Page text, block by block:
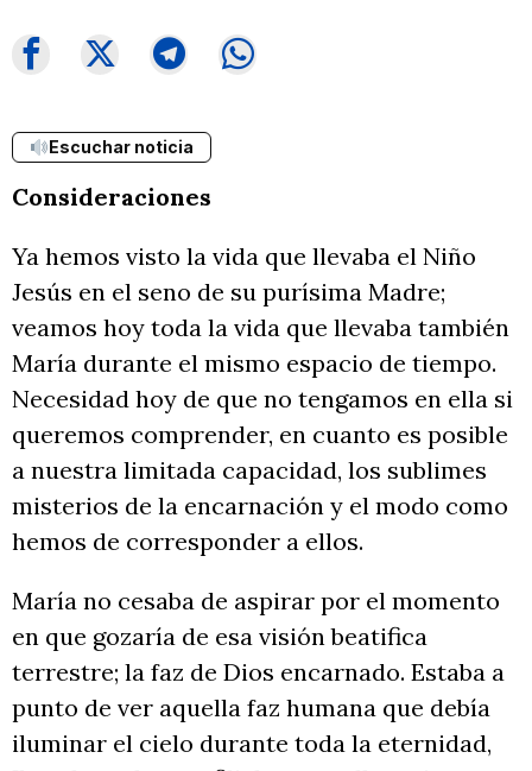
Escuchar noticia
Consideraciones
Ya hemos visto la vida que llevaba el Niño
Jesús en el seno de su purísima Madre;
veamos hoy toda la vida que llevaba también
María durante el mismo espacio de tiempo.
Necesidad hoy de que no tengamos en ella si
queremos comprender, en cuanto es posible
a nuestra limitada capacidad, los sublimes
misterios de la encarnación y el modo como
hemos de corresponder a ellos.
María no cesaba de aspirar por el momento
en que gozaría de esa visión beatifica
terrestre; la faz de Dios encarnado. Estaba a
punto de ver aquella faz humana que debía
iluminar el cielo durante toda la eternidad,